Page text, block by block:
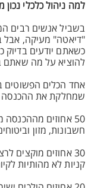
למה ניהול כלכלי
בשביל אנשים רבים
"דיאטה" מעיקה, אבל
כשאתם יודעים בדיוק
להוציא על מה שאתם
שמחלקת את ההכנסה
50 אחוזים
חשבונות, מזון
30 אחוזים מוקצים
קניות לא מהותיות